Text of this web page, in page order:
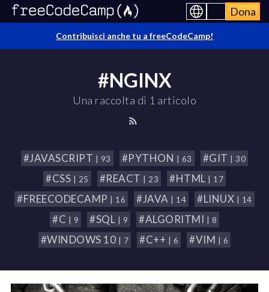
Dona
Contribuisci anche tu a freeCodeCamp!
#NGINX
Una raccolta di 1 articolo
#JAVASCRIPT | 93 #PYTHON | 63 #GIT | 30
#CSS | 25 #REACT | 23 #HTML | 17
#FREECODECAMP | 16 #JAVA | 14 #LINUX | 14
#C | 9 #SQL | 9 #ALGORITMI | 8
#WINDOWS 10 | 7 #C++ | 6 #VIM | 6